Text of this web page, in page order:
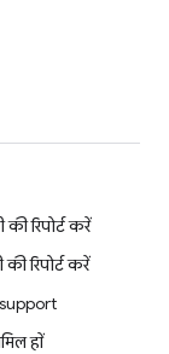
रिपोर्ट करें
रिपोर्ट करें
हों